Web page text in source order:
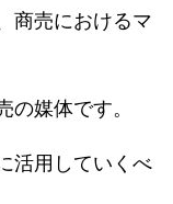
商売におけるマ
媒体です。
活用していくべ